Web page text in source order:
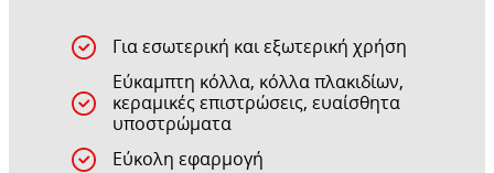
Για εσωτερική και εξωτερική χρήση
Εύκαμπτη κόλλα, κόλλα πλακιδίων,
κεραμικές επιστρώσεις, ευαίσθητα
υποστρώματα
Εύκολη εφαρμογή